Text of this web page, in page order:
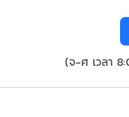
(จ-ศ เวลา